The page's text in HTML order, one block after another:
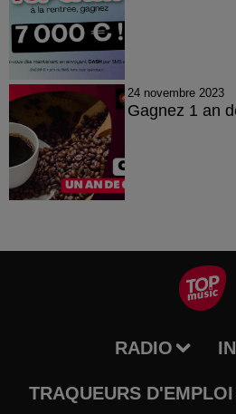
24 novembre 2023
Gagnez 1 an
RADIO
TRAQUEURS D'EMPLOI